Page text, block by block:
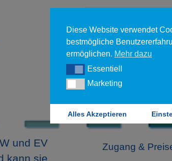
Forgot your password?
und EV
kann sie
Zugang &
Diese Website verwendet
bestmögliche
ermöglichen. Mehr dazu
EssentiellEssentiell
MarketingMarketing
Alles Akzeptieren